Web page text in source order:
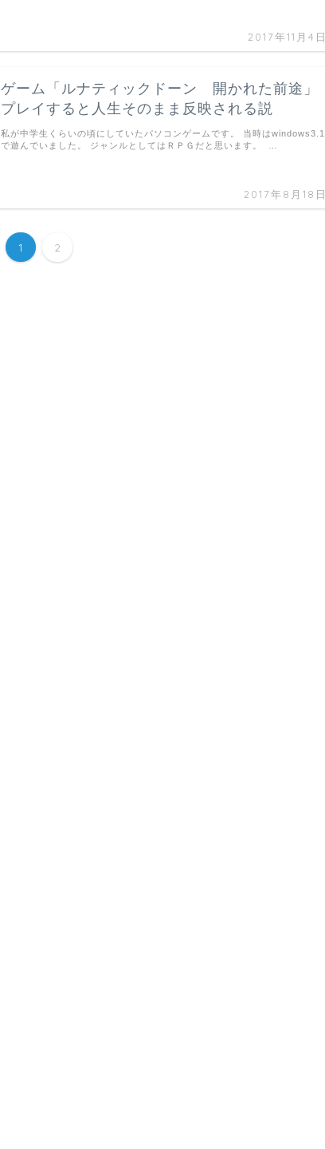
2017年11月4日
ゲーム「ルナティックドーン 開かれた前途」
プレイすると人生そのまま反映される説
2017年8月18日
私が中学生くらいの頃にしていたパソコンゲームです。 当時はwindows3.1
で遊んでいました。 ジャンルとしてはＲＰＧだと思います。 …
1 2